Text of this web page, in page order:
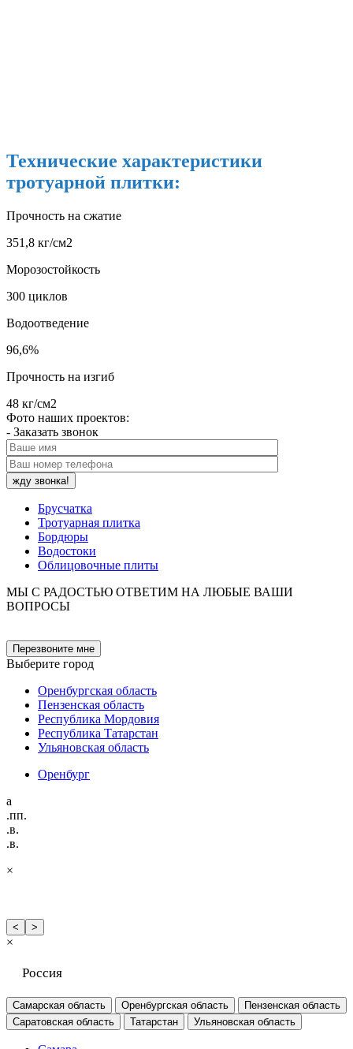
Технические характеристики
тротуарной плитки:
Прочность на сжатие
351,8 кг/см2
Морозостойкость
300 циклов
Водоотведение
96,6%
Прочность на изгиб
48 кг/см2
Фото наших проектов:
- Заказать звонок
Брусчатка
Тротуарная плитка
Бордюры
Водостоки
Облицовочные плиты
МЫ С РАДОСТЬЮ ОТВЕТИМ НА ЛЮБЫЕ ВАШИ
ВОПРОСЫ
Перезвоните мне
Выберите город
Оренбургская область
Пензенская область
Республика Мордовия
Республика Татарстан
Ульяновская область
Оренбург
а
.пп.
.в.
.в.
×
< >
×
Россия
Самарская область Оренбургская область
Пензенская область
Саратовская область
Татарстан Ульяновская область